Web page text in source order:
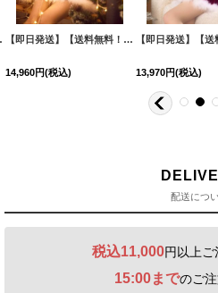
[HC03]三上悠亜着用 【即日発送】【送料無料！】【サンタ】チュールフリルオフショルセットアップサンタコスプレ【コスプレ6点セット】【XS-Lサイズ/2カラー】[HC03]三上悠亜着用
14,960円(税込) 13,970円(税込)
配送につ
税込11,000円以上ご
15:00までのご